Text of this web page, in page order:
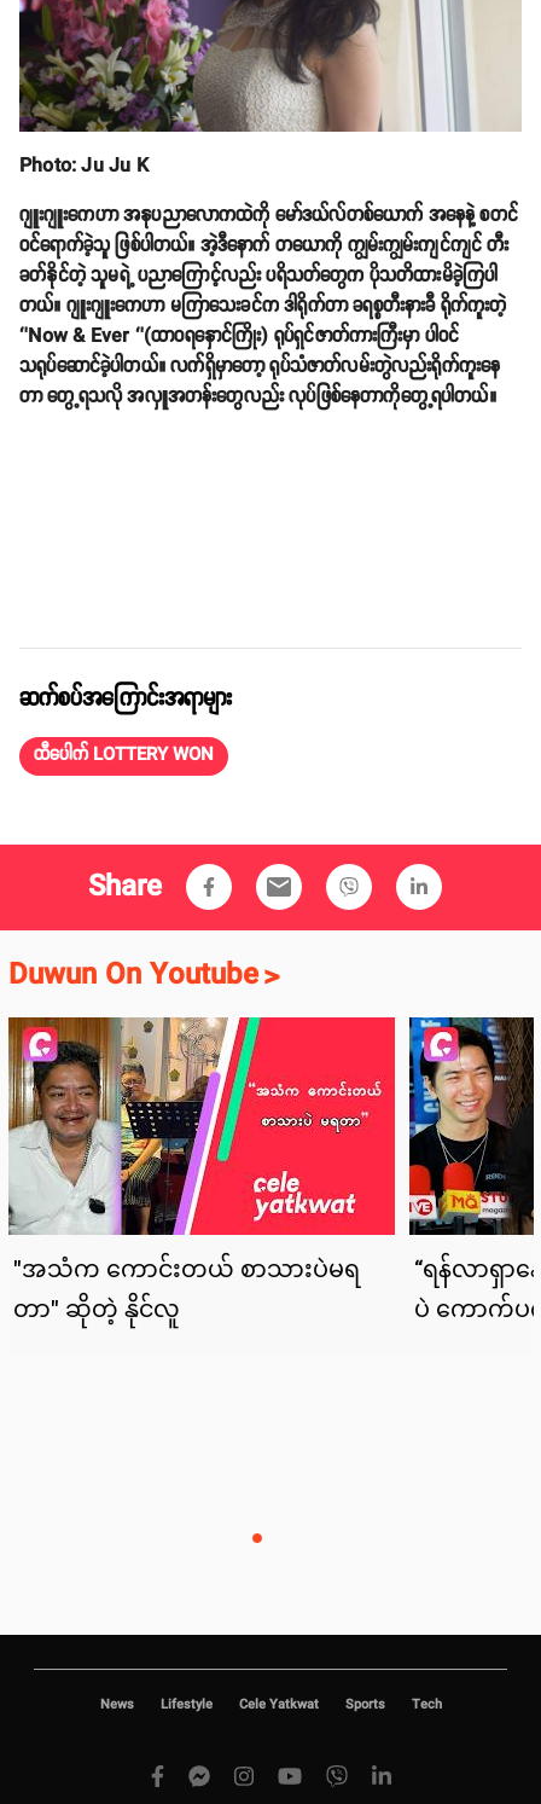
Photo: Ju Ju K
ဂျူးဂျူးကေဟာ အနုပညာလောကထဲကို မော်ဒယ်လ်တစ်ယောက် အနေနဲ့ စတင်
ဝင်ရောက်ခဲ့သူ ဖြစ်ပါတယ်။ အဲ့ဒီနောက် တယောကို ကျွမ်းကျွမ်းကျင်ကျင် တီး
ခတ်နိုင်တဲ့ သူမရဲ့ ပညာကြောင့်လည်း ပရိသတ်တွေက ပိုသတိထားမိခဲ့ကြပါ
တယ်။ ဂျူးဂျူးကေဟာ မကြာသေးခင်က ဒါရိုက်တာ ခရစ္စတီးနားခီ ရိုက်ကူးတဲ့
‘’Now & Ever ‘’(ထာဝရနှောင်ကြိုး) ရုပ်ရှင်ဇာတ်ကားကြီးမှာ ပါဝင်
သရုပ်ဆောင်ခဲ့ပါတယ်။ လက်ရှိမှာတော့ ရုပ်သံဇာတ်လမ်းတွဲလည်းရိုက်ကူးနေ
တာ တွေ့ရသလို အလှူအတန်းတွေလည်း လုပ်ဖြစ်နေတာကိုတွေ့ရပါတယ်။
ဆက်စပ်အကြောင်းအရာများ
ထီပေါက် LOTTERY WON
Share email
Duwun On Youtube>
News Lifestyle Cele Yatkwat Sports Tech